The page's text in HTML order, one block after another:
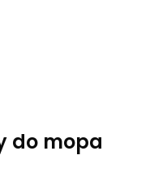
do mopa